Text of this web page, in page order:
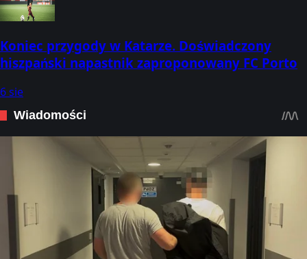
Koniec przygody w Katarze. Doświadczony
hiszpański napastnik zaproponowany FC Porto
6 sie